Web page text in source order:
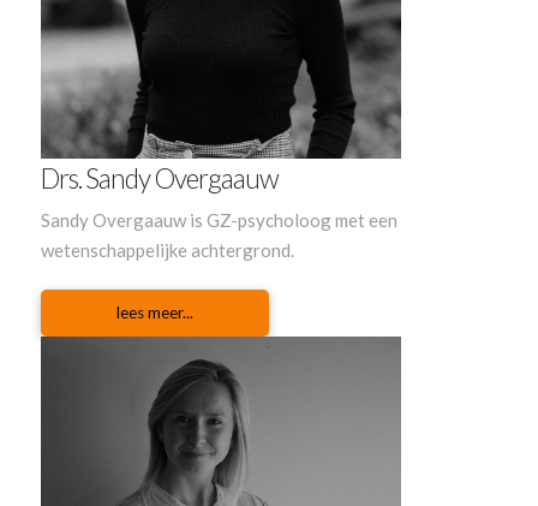
Drs. Sandy Overgaauw
Sandy Overgaauw is GZ-psycholoog met een
wetenschappelijke achtergrond.
lees meer...